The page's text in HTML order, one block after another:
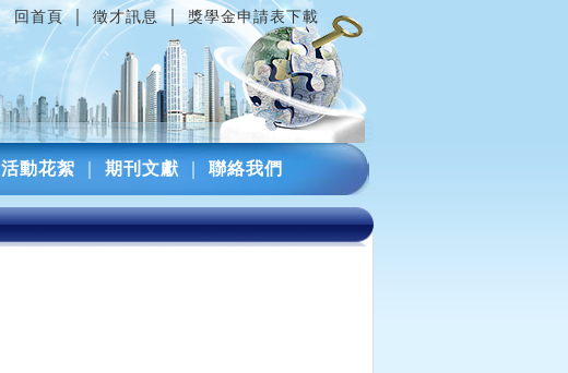
回首頁｜ 徵才訊息｜ 獎學金申請表下載
活動花絮 期刊文獻 聯絡我們